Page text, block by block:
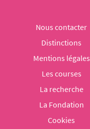
Nous contacter
Distinctions
Mentions légales
Les courses
La recherche
La Fondation
Cookies